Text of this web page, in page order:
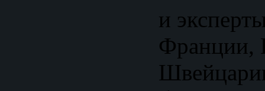
и
Франции,